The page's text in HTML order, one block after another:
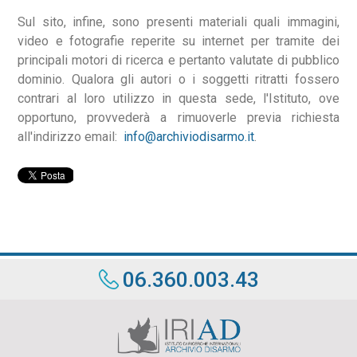
Sul sito, infine, sono presenti materiali quali immagini,
video e fotografie reperite su internet per tramite dei
principali motori di ricerca e pertanto valutate di pubblico
dominio. Qualora gli autori o i soggetti ritratti fossero
contrari al loro utilizzo in questa sede, l'Istituto, ove
opportuno, provvederà a rimuoverle previa richiesta
all'indirizzo email: info@archiviodisarmo.it
06.360.003.43